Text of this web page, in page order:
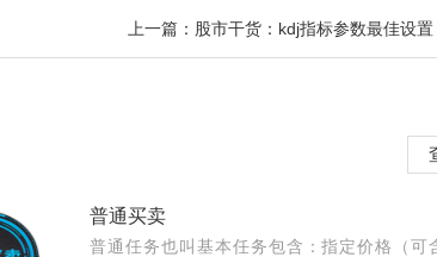
上一篇：股市干货：kdj指标参数最佳设置
普通买卖
普通任务也叫基本任务包含：指定价格（可